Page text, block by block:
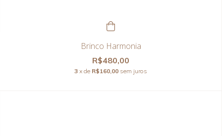
Brinco Harmonia
R$480,00
3 x de R$160,00 sem juros